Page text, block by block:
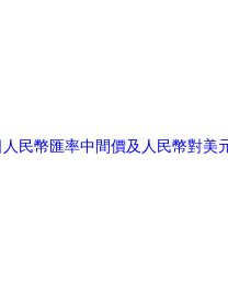
人民幣匯率中間價及人民幣對美